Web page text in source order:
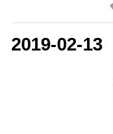
2019-02-13